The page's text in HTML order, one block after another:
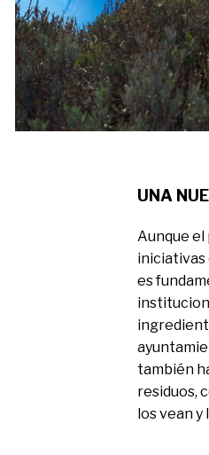
UNA
Aunque el
iniciativas
es
también
residuos,
los vean y